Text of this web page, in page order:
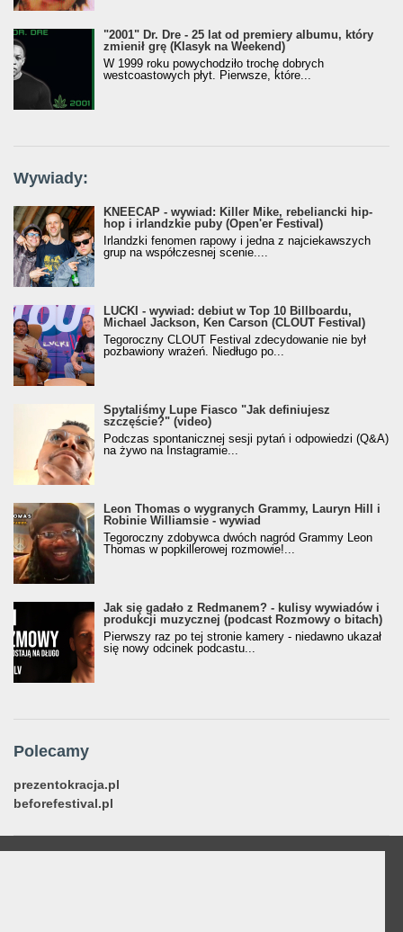
"2001" Dr. Dre - 25 lat od premiery albumu, który
zmienił grę (Klasyk na Weekend)
W 1999 roku powychodziło trochę dobrych
westcoastowych płyt. Pierwsze, które...
Wywiady:
KNEECAP - wywiad: Killer Mike, rebeliancki hip-
hop i irlandzkie puby (Open'er Festival)
Irlandzki fenomen rapowy i jedna z najciekawszych
grup na współczesnej scenie....
LUCKI - wywiad: debiut w Top 10 Billboardu,
Michael Jackson, Ken Carson (CLOUT Festival)
Tegoroczny CLOUT Festival zdecydowanie nie był
pozbawiony wrażeń. Niedługo po...
Spytaliśmy Lupe Fiasco "Jak definiujesz
szczęście?" (video)
Podczas spontanicznej sesji pytań i odpowiedzi (Q&A)
na żywo na Instagramie...
Leon Thomas o wygranych Grammy, Lauryn Hill i
Robinie Williamsie - wywiad
Tegoroczny zdobywca dwóch nagród Grammy Leon
Thomas w popkillerowej rozmowie!...
Jak się gadało z Redmanem? - kulisy wywiadów i
produkcji muzycznej (podcast Rozmowy o bitach)
Pierwszy raz po tej stronie kamery - niedawno ukazał
się nowy odcinek podcastu...
Polecamy
prezentokracja.pl
beforefestival.pl